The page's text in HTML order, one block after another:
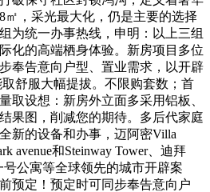
㎡，采光最大化，仍是主要的选择
为统一办事热线，申明：以上三组
化的高端栖身体验。新房项目多位
奉告意向户型、置业需求，以开辟
舒服大幅提拔。不限购套数；首
取设想：新房外立面多采用铝板、
果图，削减您的期待。多后代家庭
新的设备和办事，迈阿密Villa
avenue和Steinway Tower、迪拜
公寓等全球领先的城市开辟案
预定！预定时可同步奉告意向户